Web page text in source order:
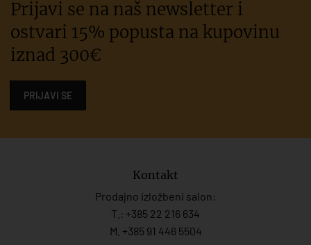
Prijavi se na naš newsletter i
ostvari 15% popusta na kupovinu
iznad 300€
PRIJAVI SE
Kontakt
Prodajno izložbeni salon:
T.: +385 22 216 634
M. +385 91 446 5504